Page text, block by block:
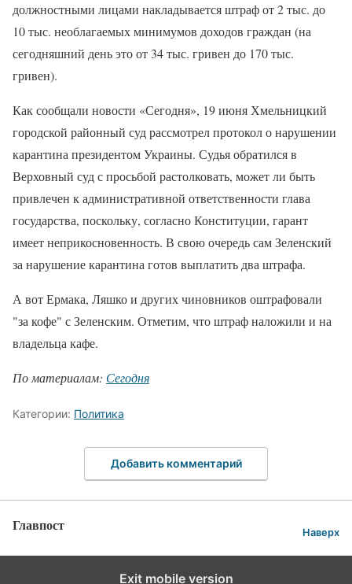
должностными лицами накладывается штраф от 2 тыс. до
10 тыс. необлагаемых минимумов доходов граждан (на
сегодняшний день это от 34 тыс. гривен до 170 тыс.
гривен).
Как сообщали новости «Сегодня», 19 июня Хмельницкий
городской районный суд рассмотрел протокол о нарушении
карантина президентом Украины. Судья обратился в
Верховный суд с просьбой растолковать, может ли быть
привлечен к административной ответственности глава
государства, поскольку, согласно Конституции, гарант
имеет неприкосновенность. В свою очередь сам Зеленский
за нарушение карантина готов выплатить два штрафа.
А вот Ермака, Ляшко и других чиновников оштрафовали
"за кофе" с Зеленским. Отметим, что штраф наложили и на
владельца кафе.
По материалам: Сегодня
Категории: Политика
Добавить комментарий
Главпост Наверх
Exit mobile version